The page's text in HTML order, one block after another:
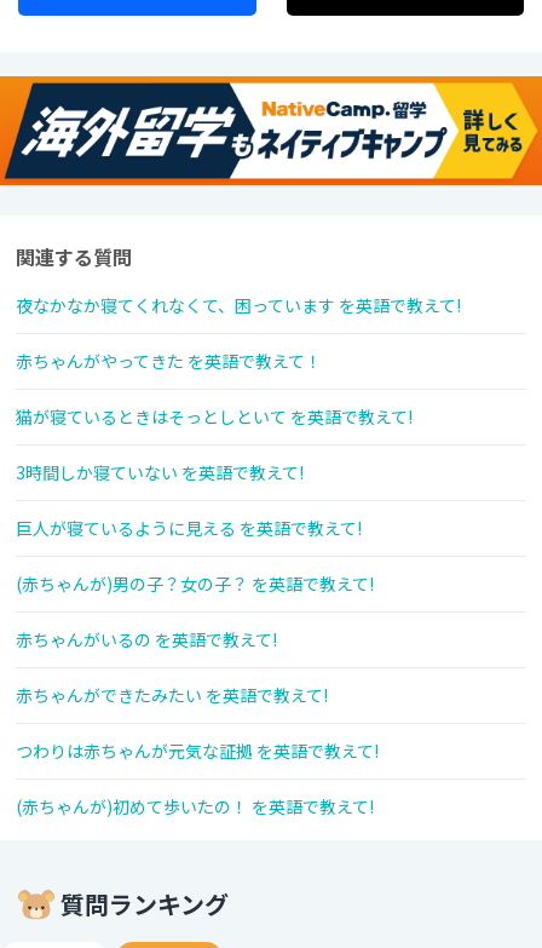
関連する質問
夜なかなか寝てくれなくて、困っています を英語で教えて!
赤ちゃんがやってきた を英語で教えて！
猫が寝ているときはそっとしといて を英語で教えて!
3時間しか寝ていない を英語で教えて!
巨人が寝ているように見える を英語で教えて!
(赤ちゃんが)男の子？女の子？ を英語で教えて!
赤ちゃんがいるの を英語で教えて!
赤ちゃんができたみたい を英語で教えて!
つわりは赤ちゃんが元気な証拠 を英語で教えて!
(赤ちゃんが)初めて歩いたの！ を英語で教えて!
質問ランキング